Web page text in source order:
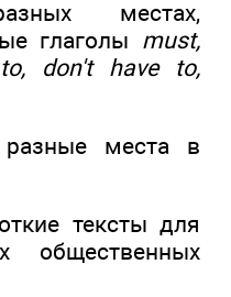
местах,
глаголы must,
don't have to,
места в
тексты для
общественных